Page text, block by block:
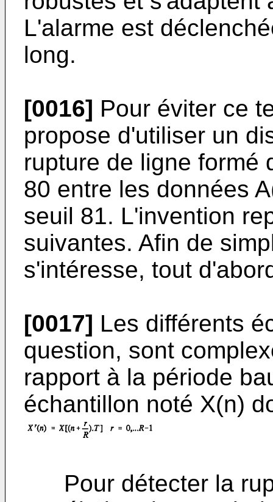
L'alarme est
long.
[0016] Pour éviter ce
propose d'utiliser un
rupture de ligne formé
80 entre les données
seuil 81. L'invention
suivantes. Afin de
s'intéresse, tout
[0017] Les différents
question, sont
rapport à la période
échantillon noté X(n)
Pour détecter la